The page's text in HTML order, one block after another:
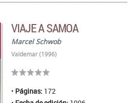
VIAJE A SAMOA
Marcel Schwob
Valdemar (1996)
Páginas: 172